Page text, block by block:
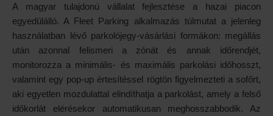
A magyar tulajdonú vállalat fejlesztése a hazai piacon
egyedülálló. A Fleet Parking alkalmazás túlmutat a jelenleg
használatban lévő parkolójegy-vásárlási formákon: megállás
után azonnal felismeri a zónát és annak időrendjét,
monitorozza a minimális- és maximális parkolási időhosszt,
valamint egy pop-up értesítéssel rögtön figyelmezteti a sofőrt,
aki egyetlen mozdulattal elindíthatja a parkolást, amely a felső
időkorlát elérésekor automatikusan meghosszabbodik. Az